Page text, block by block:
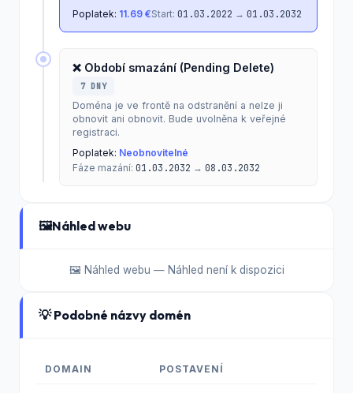
Poplatek: 11.69 €Start: 01.03.2022 → 01.03.2032
❌ Období smazání (Pending Delete)
7 DNY
Doména je ve frontě na odstranění a nelze ji
obnovit ani obnovit. Bude uvolněna k veřejné
registraci.
Poplatek: Neobnovitelné
Fáze mazání: 01.03.2032 → 08.03.2032
🖼️Náhled webu
🖼️ Náhled webu — Náhled není k dispozici
💡 Podobné názvy domén
DOMAIN POSTAVENÍ